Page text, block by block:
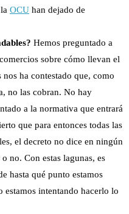
OCU han dejado de
Hemos preguntado a
sobre cómo llevan el
ha contestado que, como
no las cobran. No hay
a la normativa que entrará
que para entonces todas las
el decreto no dice en ningún
no. Con estas lagunas, es
hasta qué punto estamos
intentando hacerlo lo